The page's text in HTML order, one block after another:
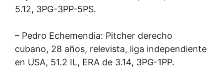
5.12, 3PG-3PP-5PS.
– Pedro Echemendia: Pitcher derecho
cubano, 28 años, relevista, liga independiente
en USA, 51.2 IL, ERA de 3.14, 3PG-1PP.